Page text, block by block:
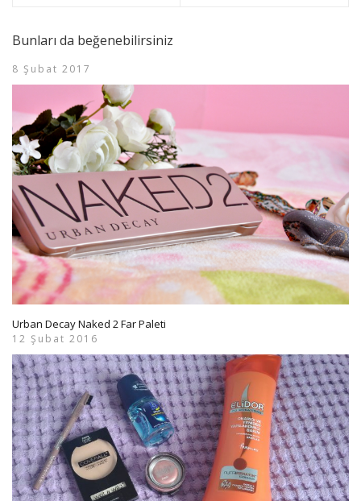
Bunları da beğenebilirsiniz
8 Şubat 2017
Urban Decay Naked 2 Far Paleti
12 Şubat 2016